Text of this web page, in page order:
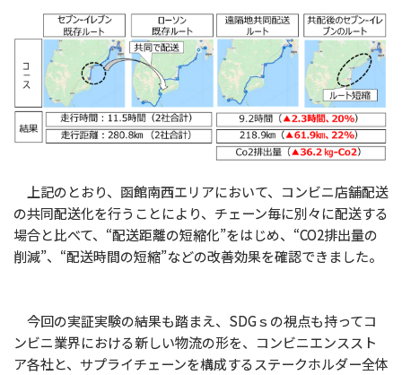
上記のとおり、函館南西エリアにおいて、コンビニ店舗配送
の共同配送化を行うことにより、チェーン毎に別々に配送する
場合と比べて、“配送距離の短縮化”をはじめ、“CO2排出量の
削減”、“配送時間の短縮”などの改善効果を確認できました。
今回の実証実験の結果も踏まえ、SDGｓの視点も持ってコ
ンビニ業界における新しい物流の形を、コンビニエンススト
ア各社と、サプライチェーンを構成するステークホルダー全体